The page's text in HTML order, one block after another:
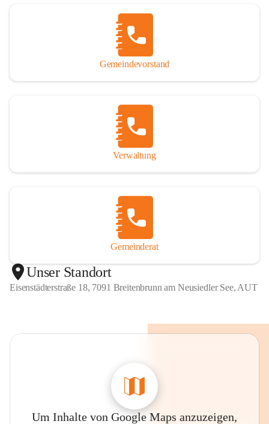
Gemeindevorstand
Verwaltung
Gemeinderat
Unser Standort
Eisenstädterstraße 18, 7091 Breitenbrunn am Neusiedler See, AUT
Um Inhalte von Google Maps anzuzeigen,